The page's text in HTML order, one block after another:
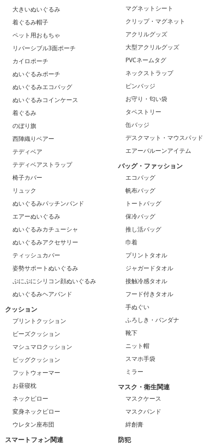
大きいぬいぐるみ
着ぐるみ帽子
ペット用おもちゃ
リバーシブル3面ポーチ
カイロポーチ
ぬいぐるみポーチ
ぬいぐるみエコバッグ
ぬいぐるみコインケース
着ぐるみ
のぼり旗
西陣織りベアー
テディベア
テディベアストラップ
椅子カバー
リュック
ぬいぐるみパッチンバンド
エアーぬいぐるみ
ぬいぐるみカチューシャ
ぬいぐるみアクセサリー
ティッシュカバー
姿勢サポートぬいぐるみ
ぷにぷにシリコン顔ぬいぐるみ
ぬいぐるみヘアバンド
クッション
プリントクッション
ビーズクッション
マシュマロクッション
ビッグクッション
フットウォーマー
お昼寝枕
ネックピロー
変身ネックピロー
ウレタン座布団
スマートフォン関連
マグネットシート
クリップ・マグネット
アクリルグッズ
大型アクリルグッズ
PVCネームタグ
ネックストラップ
ピンバッジ
お守り・匂い袋
タペストリー
缶バッジ
デスクマット・マウスパッド
エアーバルーンアイテム
バッグ・ファッション
エコバッグ
帆布バッグ
トートバッグ
保冷バッグ
推し活バッグ
巾着
プリントタオル
ジャガードタオル
接触冷感タオル
フード付きタオル
手ぬぐい
ふろしき・バンダナ
靴下
ニット帽
スマホ手袋
ミラー
マスク・衛生関連
マスクケース
マスクバンド
絆創膏
防犯